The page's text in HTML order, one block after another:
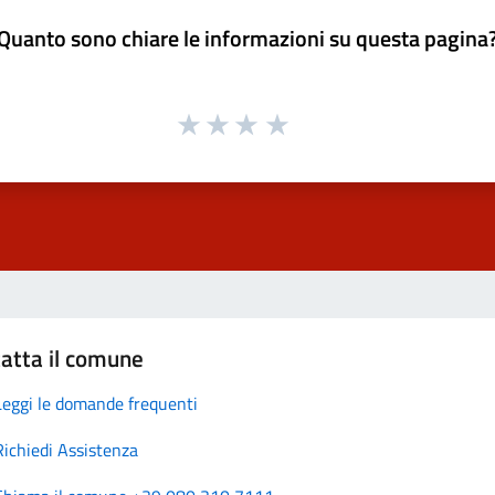
sono chiare le informazioni su questa
il comune
le domande frequenti
Assistenza